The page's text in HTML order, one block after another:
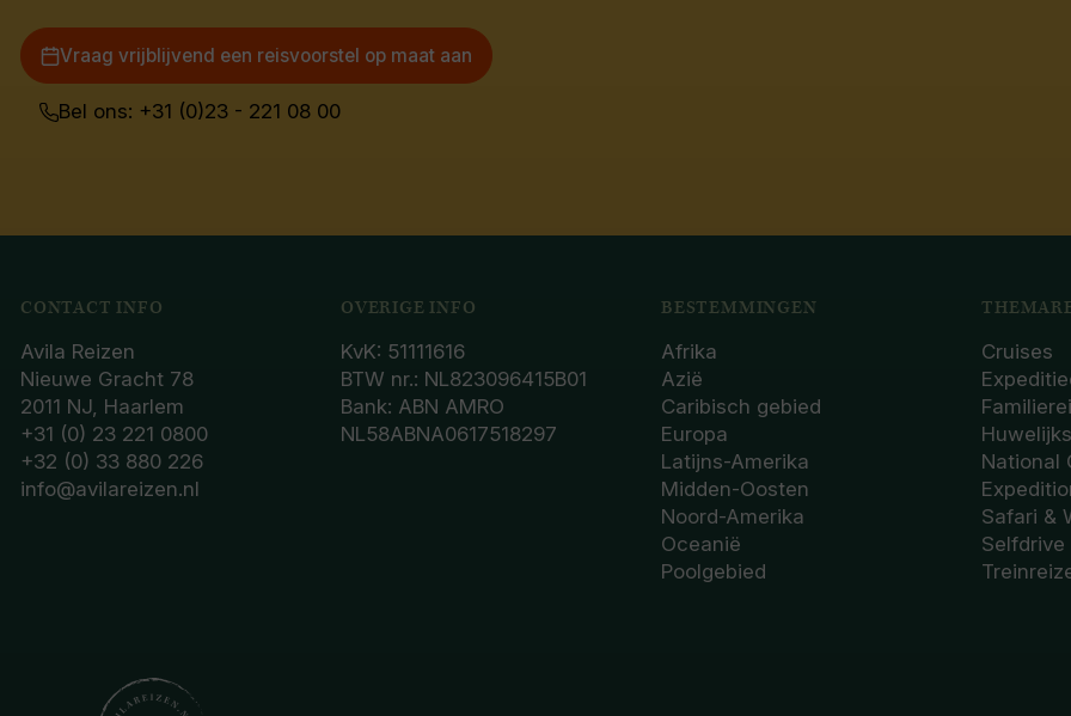
Vraag vrijblijvend een reisvoorstel op maat aan
Bel ons: +31 (0)23 - 221 08 00
CONTACT INFO
Avila Reizen
Nieuwe Gracht 78
2011 NJ, Haarlem
+31 (0) 23 221 0800
+32 (0) 33 880 226
info@avilareizen.nl
OVERIGE INFO
KvK: 51111616
BTW nr.: NL823096415B01
Bank: ABN AMRO
NL58ABNA0617518297
BESTEMMINGEN
Afrika
Azië
Caribisch gebied
Europa
Latijns-Amerika
Midden-Oosten
Noord-Amerika
Oceanië
Poolgebied
Cruises
National
Safari &
Selfdrive